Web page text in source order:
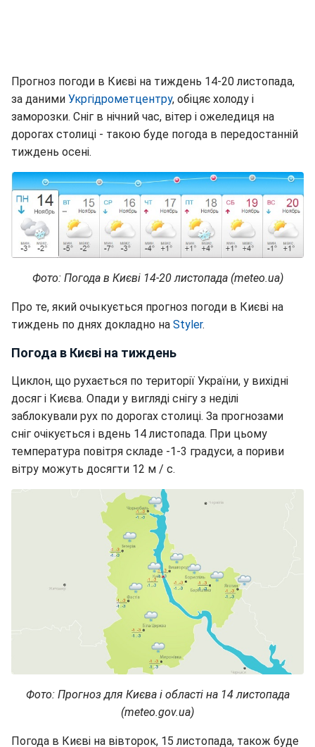
Прогноз погоди в Києві на тиждень 14-20 листопада,
за даними Укргідрометцентру, обіцяє холоду і
заморозки. Сніг в нічний час, вітер і ожеледиця на
дорогах столиці - такою буде погода в передостанній
тиждень осені.
Фото: Погода в Києві 14-20 листопада (meteo.ua)
Про те, який очыкується прогноз погоди в Києві на
тиждень по днях докладно на Styler.
Погода в Києві на тиждень
Циклон, що рухається по території України, у вихідні
досяг і Києва. Опади у вигляді снігу з неділі
заблокували рух по дорогах столиці. За прогнозами
сніг очікується і вдень 14 листопада. При цьому
температура повітря складе -1-3 градуси, а пориви
вітру можуть досягти 12 м / с.
Фото: Прогноз для Києва і області на 14 листопада
(meteo.gov.ua)
Погода в Києві на вівторок, 15 листопада, також буде